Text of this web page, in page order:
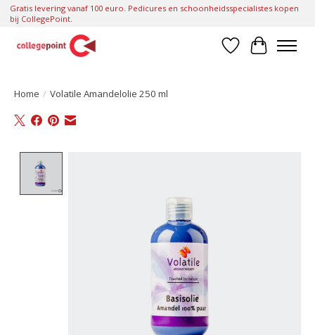
Gratis levering vanaf 100 euro. Pedicures en schoonheidsspecialistes kopen
bij CollegePoint.
Verlanglijst
Home / Volatile Amandelolie 250 ml